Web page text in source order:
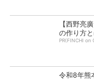
【西野亮
の作り方
PR(FINCHI on
令和8年熊